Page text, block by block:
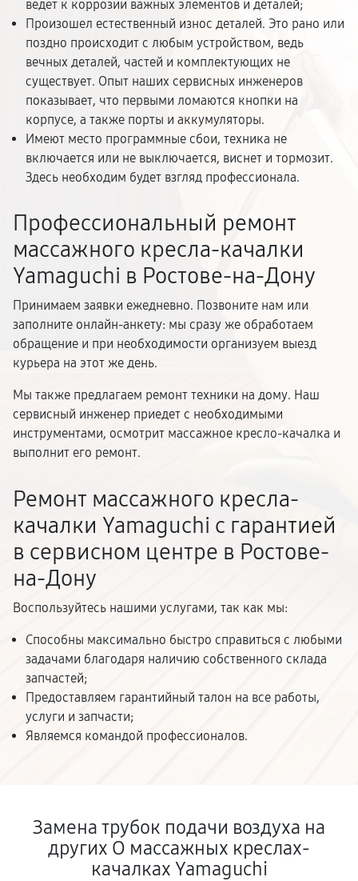
ведет к коррозии важных элементов и деталей;
Произошел естественный износ деталей. Это рано или
поздно происходит с любым устройством, ведь
вечных деталей, частей и комплектующих не
существует. Опыт наших сервисных инженеров
показывает, что первыми ломаются кнопки на
корпусе, а также порты и аккумуляторы.
Имеют место программные сбои, техника не
включается или не выключается, виснет и тормозит.
Здесь необходим будет взгляд профессионала.
Профессиональный ремонт
массажного кресла-качалки
Yamaguchi в Ростове-на-Дону
Принимаем заявки ежедневно. Позвоните нам или
заполните онлайн-анкету: мы сразу же обработаем
обращение и при необходимости организуем выезд
курьера на этот же день.
Мы также предлагаем ремонт техники на дому. Наш
сервисный инженер приедет с необходимыми
инструментами, осмотрит массажное кресло-качалка и
выполнит его ремонт.
Ремонт массажного кресла-
качалки Yamaguchi с гарантией
в сервисном центре в Ростове-
на-Дону
Воспользуйтесь нашими услугами, так как мы:
Способны максимально быстро справиться с любыми
задачами благодаря наличию собственного склада
запчастей;
Предоставляем гарантийный талон на все работы,
услуги и запчасти;
Являемся командой профессионалов.
Замена трубок подачи воздуха на
других О массажных креслах-
качалках Yamaguchi